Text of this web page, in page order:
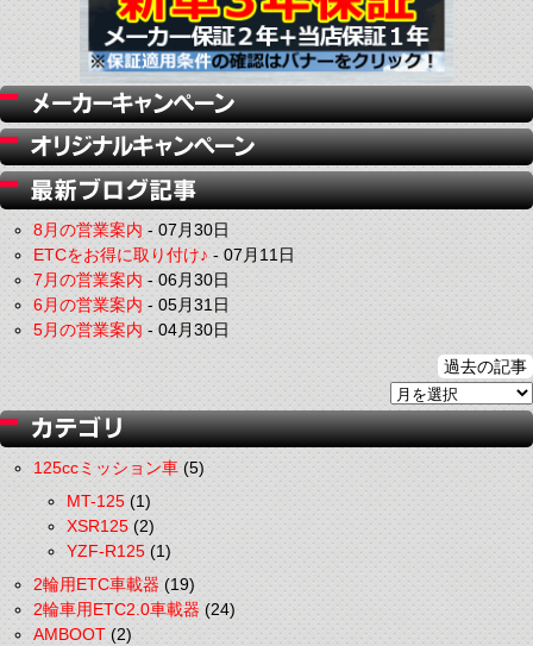
8月の営業案内-07月30日
ETCをお得に取り付け♪-07月11日
7月の営業案内-06月30日
6月の営業案内-05月31日
5月の営業案内-04月30日
過去の記事
125ccミッション車(5)
MT-125(1)
XSR125(2)
YZF-R125(1)
2輪用ETC車載器(19)
2輪車用ETC2.0車載器(24)
AMBOOT(2)